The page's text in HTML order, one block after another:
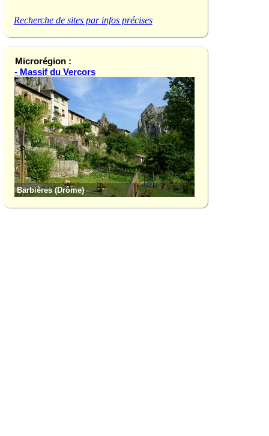
Recherche de sites par infos précises
Microrégion :
- Massif du Vercors
Barbières (Drôme)